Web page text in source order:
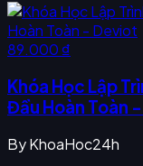
89.000 ₫
Khóa Học Lập
Đầu Hoàn Toàn
ByKhoaHoc24h